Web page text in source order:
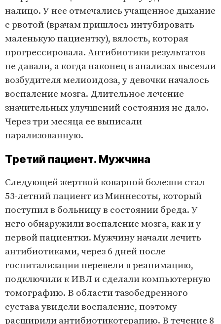
налицо. У нее отмечались учащенное дыхание
с рвотой (врачам пришлось интубировать
маленькую пациентку), вялость, которая
прогрессировала. Антибиотики результатов
не давали, а когда наконец в анализах высеяли
возбудителя мелиоидоза, у девочки началось
воспаление мозга. Длительное лечение
значительных улучшений состояния не дало.
Через три месяца ее выписали
парализованную.
Третий пациент. Мужчина
Следующей жертвой коварной болезни стал
53-летний пациент из Миннесоты, который
поступил в больницу в состоянии бреда. У
него обнаружили воспаление мозга, как и у
первой пациентки. Мужчину начали лечить
антибиотиками, через 6 дней после
госпитализации перевели в реанимацию,
подключили к ИВЛ и сделали компьютерную
томографию. В области тазобедренного
сустава увидели воспаление, поэтому
расширили антибиотикотерапию. В течение 8